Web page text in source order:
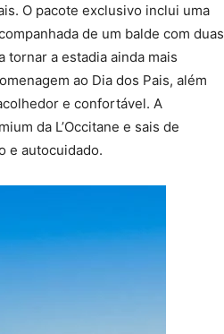
O pacote exclusivo inclui uma
de um balde com duas
tornar a estadia ainda mais
ao Dia dos Pais, além
e confortável. A
da L’Occitane e sais de
e autocuidado.